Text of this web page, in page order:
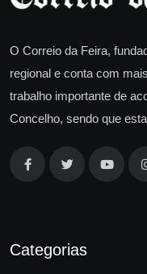
O Correio da Feira,
regional e conta com
trabalho importante de
Concelho, sendo que
Categorias